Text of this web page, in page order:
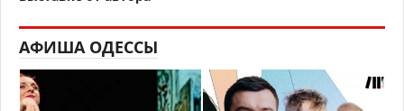
АФИША ОДЕССЫ